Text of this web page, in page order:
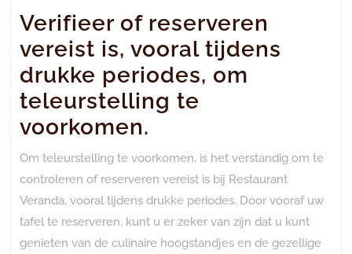
Verifieer of reserveren
vereist is, vooral tijdens
drukke periodes, om
teleurstelling te
voorkomen.
Om teleurstelling te voorkomen, is het verstandig om te
controleren of reserveren vereist is bij Restaurant
Veranda, vooral tijdens drukke periodes. Door vooraf uw
tafel te reserveren, kunt u er zeker van zijn dat u kunt
genieten van de culinaire hoogstandjes en de gezellige